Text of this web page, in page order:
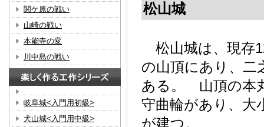
松山城
松山城は、現存
の山頂にあり、二
ある。 山頂の本
守曲輪があり、大
が建つ。
関ケ原の戦い
山崎の戦い
本能寺の変
川中島の戦い
岐阜城<入門用初級>
犬山城<入門用中級>